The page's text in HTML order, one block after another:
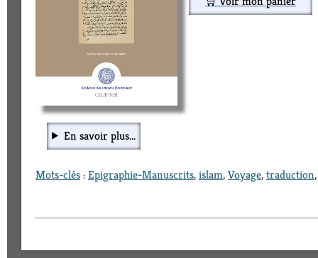
En savoir plus...
Mots-clés:Epigraphie-Manuscrits,islam,Voyage,traduction